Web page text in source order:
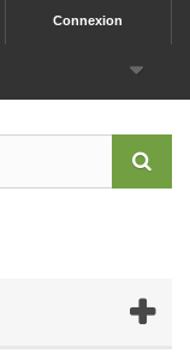
Connexion